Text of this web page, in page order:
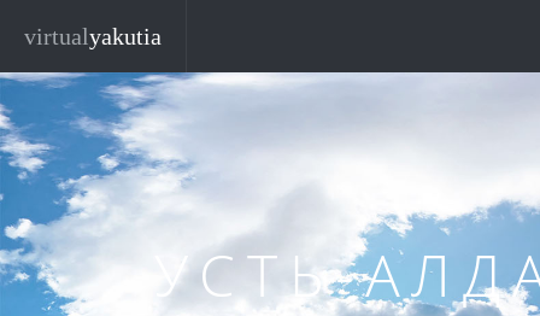
virtualyakutia
УСТЬ-